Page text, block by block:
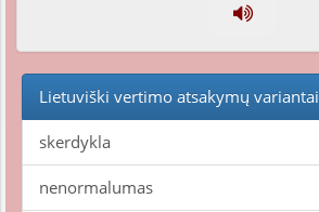
Lietuviški vertimo atsakymų variantai
skerdykla
nenormalumas